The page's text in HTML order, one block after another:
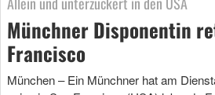
Münchner Disponentin
Francisco
München – Ein Münchner hat am